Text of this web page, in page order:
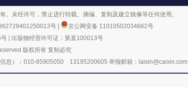
未经许可，禁止进行转载、摘编、复制及建立镜像等任何使用。
号
京公网安备 11010502034662号
出版物经营许可证：第直100013号
版权所有 复制必究
息）：010-85905050 13195200605 举报邮箱：laixin@caixin.com